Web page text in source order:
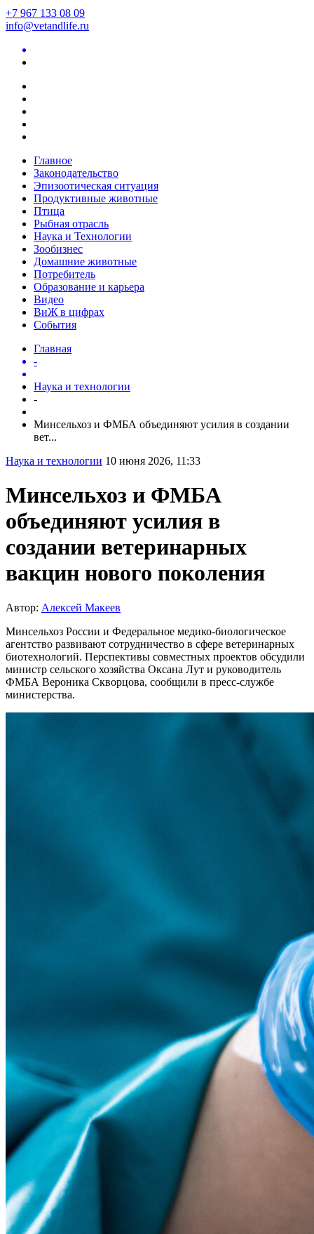
+7 967 133 08 09
info@vetandlife.ru
Главное
Законодательство
Эпизоотическая ситуация
Продуктивные животные
Птица
Рыбная отрасль
Наука и Технологии
Зообизнес
Домашние животные
Потребитель
Образование и карьера
Видео
ВиЖ в цифрах
События
Главная
-
Наука и технологии
-
Минсельхоз и ФМБА объединяют усилия в создании
вет...
Наука и технологии 10 июня 2026, 11:33
Минсельхоз и ФМБА
объединяют усилия в
создании ветеринарных
вакцин нового поколения
Автор: Алексей Макеев
Минсельхоз России и Федеральное медико-биологическое
агентство развивают сотрудничество в сфере ветеринарных
биотехнологий. Перспективы совместных проектов обсудили
министр сельского хозяйства Оксана Лут и руководитель
ФМБА Вероника Скворцова, сообщили в пресс-службе
министерства.